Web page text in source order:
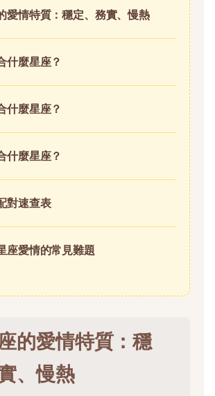
愛情特質：穩定、務實、慢熱
什麼星座？
什麼星座？
什麼星座？
對速查表
座愛情的常見難題
的愛情特質：穩
、慢熱